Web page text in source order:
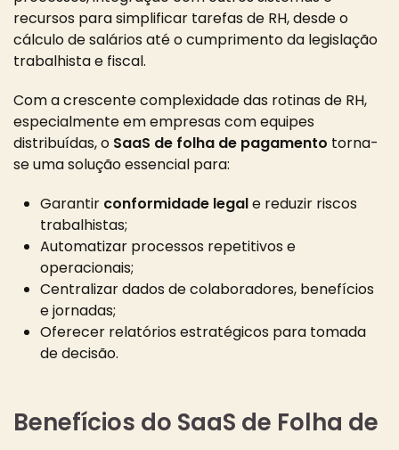
recursos para simplificar tarefas de RH, desde o
cálculo de salários até o cumprimento da legislação
trabalhista e fiscal.
Com a crescente complexidade das rotinas de RH,
especialmente em empresas com equipes
distribuídas, o SaaS de folha de pagamento torna-
se uma solução essencial para:
Garantir conformidade legale reduzir riscos
trabalhistas;
Automatizar processos repetitivos e
operacionais;
Centralizar dados de colaboradores, benefícios
e jornadas;
Oferecer relatórios estratégicos para tomada
de decisão.
Benefícios do SaaS de Folha de